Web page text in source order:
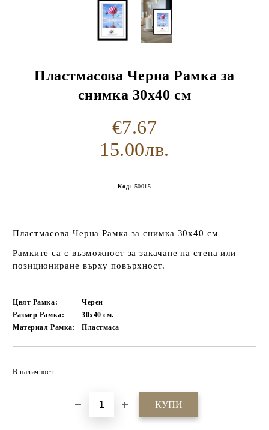
Пластмасова Черна Рамка за
снимка 30x40 см
€7.67
15.00лв.
Код: 50015
Пластмасова Черна Рамка за снимка 30x40 см
Рамките са с възможност за закачане на стена или
позициониране върху повърхност.
Цвят Рамка:
Черен
Размер Рамка:
30х40см.
Материал Рамка:
Пластмаса
В наличност